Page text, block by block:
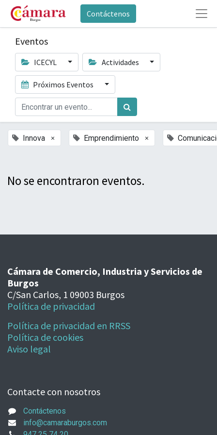
Contáctenos
Eventos
ICECYL Actividades
Próximos Eventos
Innova × Emprendimiento ×
No se encontraron eventos.
Cámara de Comercio, Industria y Servicios de
Burgos
C/San Carlos, 1 09003 Burgos
Política de privacidad
Política de privacidad en RRSS
Política de cookies
Aviso legal
Contacte con nosotros
Contáctenos
info@camaraburgos.com